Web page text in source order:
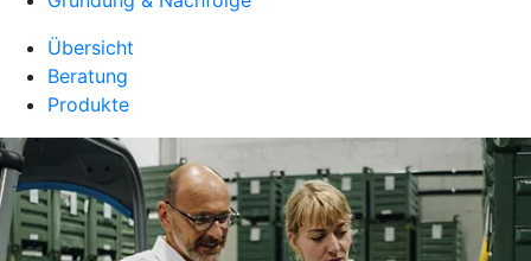
Übersicht
Beratung
Produkte